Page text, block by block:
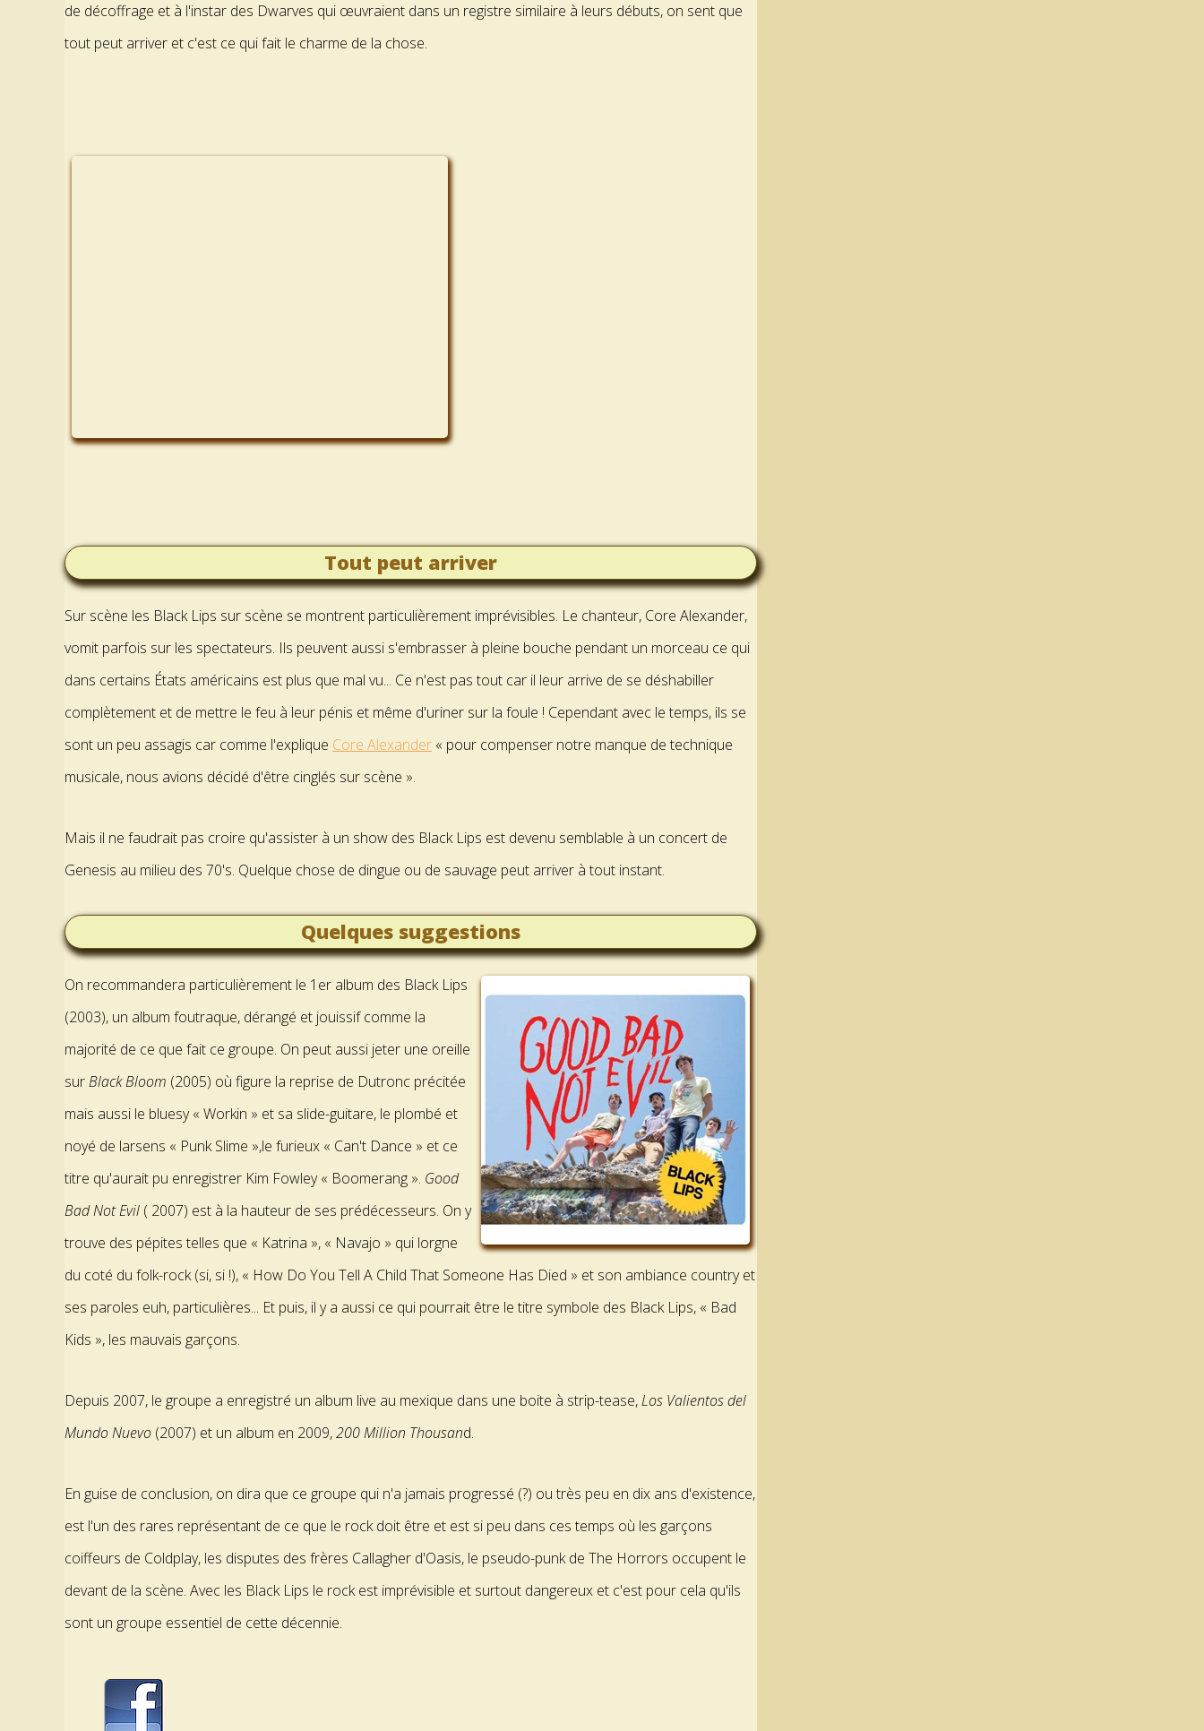
de décoffrage et à l'instar des Dwarves qui œuvraient dans un registre similaire à leurs débuts, on sent que
tout peut arriver et c'est ce qui fait le charme de la chose.
Tout peut arriver
Sur scène les Black Lips sur scène se montrent particulièrement imprévisibles. Le chanteur, Core Alexander,
vomit parfois sur les spectateurs. Ils peuvent aussi s'embrasser à pleine bouche pendant un morceau ce qui
dans certains États américains est plus que mal vu... Ce n'est pas tout car il leur arrive de se déshabiller
complètement et de mettre le feu à leur pénis et même d'uriner sur la foule ! Cependant avec le temps, ils se
sont un peu assagis car comme l'explique Core Alexander « pour compenser notre manque de technique
musicale, nous avions décidé d'être cinglés sur scène ».
Mais il ne faudrait pas croire qu'assister à un show des Black Lips est devenu semblable à un concert de
Genesis au milieu des 70's. Quelque chose de dingue ou de sauvage peut arriver à tout instant.
Quelques suggestions
On recommandera particulièrement le 1er album des Black Lips
(2003), un album foutraque, dérangé et jouissif comme la
majorité de ce que fait ce groupe. On peut aussi jeter une oreille
surBlack Bloom (2005) où figure la reprise de Dutronc précitée
mais aussi le bluesy « Workin » et sa slide-guitare, le plombé et
noyé de larsens « Punk Slime »,le furieux « Can't Dance » et ce
titre qu'aurait pu enregistrer Kim Fowley « Boomerang ». Good
Bad Not Evil ( 2007) est à la hauteur de ses prédécesseurs. On y
trouve des pépites telles que « Katrina », « Navajo » qui lorgne
du coté du folk-rock (si, si !), « How Do You Tell A Child That Someone Has Died » et son ambiance country et
ses paroles euh, particulières... Et puis, il y a aussi ce qui pourrait être le titre symbole des Black Lips, « Bad
Kids », les mauvais garçons.
Depuis 2007, le groupe a enregistré un album live au mexique dans une boite à strip-tease,Los Valientos del
Mundo Nuevo (2007) et un album en 2009,200 Million Thousand.
En guise de conclusion, on dira que ce groupe qui n'a jamais progressé (?) ou très peu en dix ans d'existence,
est l'un des rares représentant de ce que le rock doit être et est si peu dans ces temps où les garçons
coiffeurs de Coldplay, les disputes des frères Callagher d'Oasis, le pseudo-punk de The Horrors occupent le
devant de la scène. Avec les Black Lips le rock est imprévisible et surtout dangereux et c'est pour cela qu'ils
sont un groupe essentiel de cette décennie.